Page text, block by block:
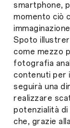
smartphone,
momento ciò
Spoto
come mezzo
fotografia
contenuti per
seguirà una
realizzare
potenzialità di
che, grazie